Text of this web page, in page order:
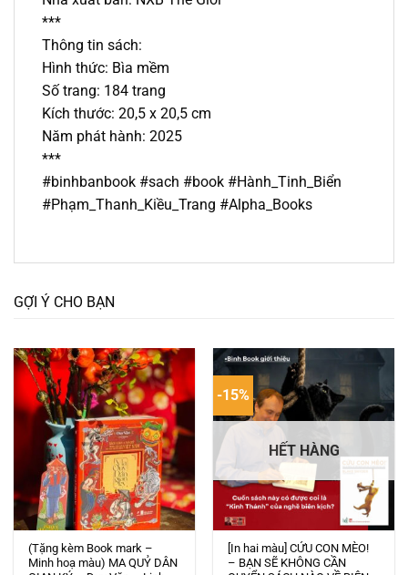
***
Thông tin sách:
Hình thức: Bìa mềm
Số trang: 184 trang
Kích thước: 20,5 x 20,5 cm
Năm phát hành: 2025
***
#binhbanbook #sach #book #Hành_Tinh_Biển
#Phạm_Thanh_Kiều_Trang #Alpha_Books
GỢI Ý CHO BẠN
(Tặng kèm Book mark –
Minh hoạ màu) MA QUỶ DÂN
-15%
HẾT HÀNG
[In hai màu] CỨU CON MÈO!
– BẠN SẼ KHÔNG CẦN